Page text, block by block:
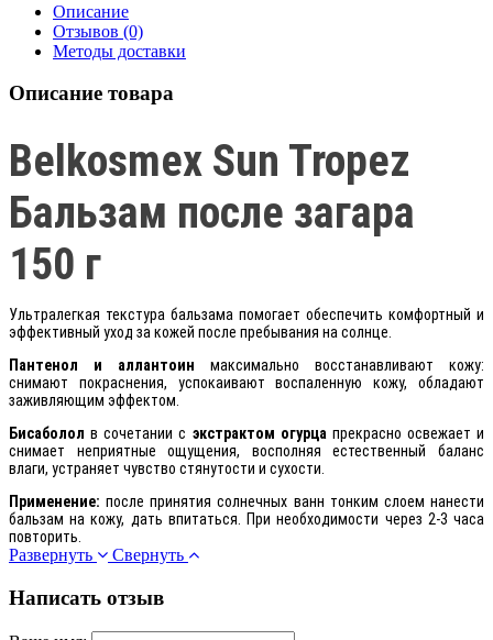
Описание
Отзывов (0)
Методы доставки
Описание товара
Belkosmex Sun Tropez
Бальзам после загара
150 г
Ультралегкая текстура бальзама помогает обеспечить комфортный и
эффективный уход за кожей после пребывания на солнце.
Пантенол и аллантоин максимально восстанавливают кожу:
снимают покраснения, успокаивают воспаленную кожу, обладают
заживляющим эффектом.
Бисаболол в сочетании с экстрактом огурца прекрасно освежает и
снимает неприятные ощущения, восполняя естественный баланс
влаги, устраняет чувство стянутости и сухости.
Применение: после принятия солнечных ванн тонким слоем нанести
бальзам на кожу, дать впитаться. При необходимости через 2-3 часа
повторить.
Развернуть Свернуть
Написать отзыв